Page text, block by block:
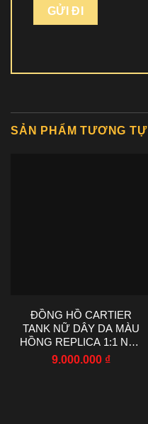
SẢN PHẨM TƯƠNG TỰ
ĐỒNG HỒ CARTIER
TANK NỮ DÂY DA MÀU
HỒNG REPLICA 1:1 NHÀ
MÁY AF 22X29MM
9.000.000 ₫